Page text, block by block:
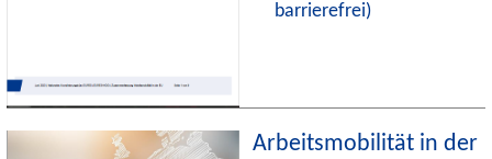
barrierefrei)
Arbeitsmobilität in der